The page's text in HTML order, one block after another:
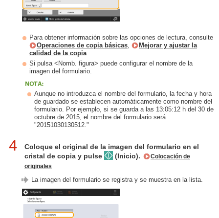
Para obtener información sobre las opciones de lectura, consulte
Operaciones de copia básicas,
Mejorar y ajustar la
calidad de la copia.
Si pulsa <Nomb. figura> puede configurar el nombre de la
imagen del formulario.
Aunque no introduzca el nombre del formulario, la fecha y hora
de guardado se establecen automáticamente como nombre del
formulario. Por ejemplo, si se guarda a las 13:05:12 h del 30 de
octubre de 2015, el nombre del formulario será
"20151030130512."
4
Coloque el original de la imagen del formulario en el
cristal de copia y pulse
(Inicio).
Colocación de
originales
La imagen del formulario se registra y se muestra en la lista.